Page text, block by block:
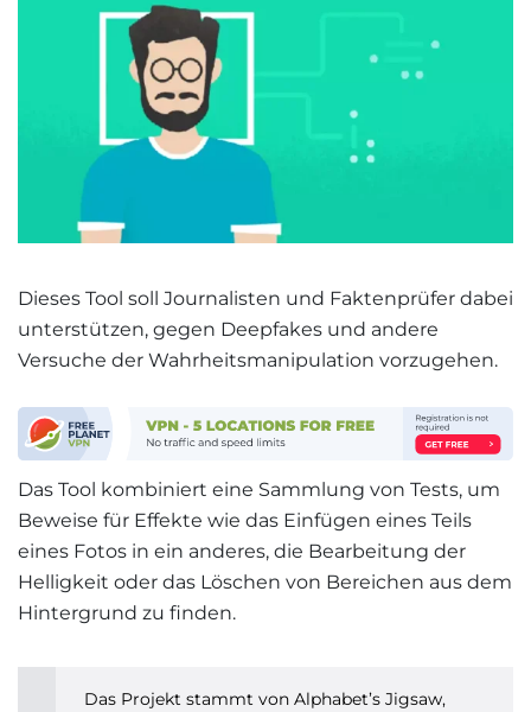
Dieses Tool soll Journalisten und Faktenprüfer dabei
unterstützen, gegen Deepfakes und andere
Versuche der Wahrheitsmanipulation vorzugehen.
Das Tool kombiniert eine Sammlung von Tests, um
Beweise für Effekte wie das Einfügen eines Teils
eines Fotos in ein anderes, die Bearbeitung der
Helligkeit oder das Löschen von Bereichen aus dem
Hintergrund zu finden.
Das Projekt stammt von Alphabet’s Jigsaw,